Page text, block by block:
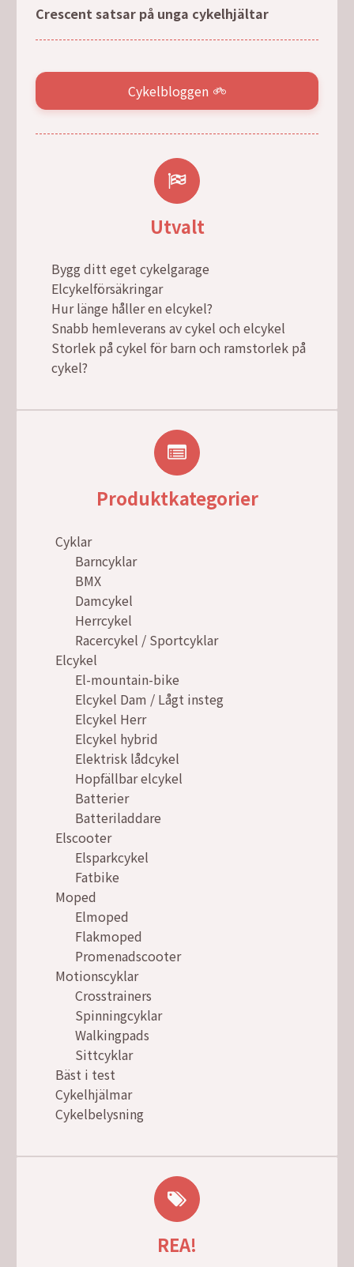
Crescent satsar på unga cykelhjältar
Cykelbloggen
Utvalt
Bygg ditt eget cykelgarage
Elcykelförsäkringar
Hur länge håller en elcykel?
Snabb hemleverans av cykel och elcykel
Storlek på cykel för barn och ramstorlek på
cykel?
Produktkategorier
Cyklar
Barncyklar
BMX
Damcykel
Herrcykel
Racercykel / Sportcyklar
Elcykel
El-mountain-bike
Elcykel Dam / Lågt insteg
Elcykel Herr
Elcykel hybrid
Elektrisk lådcykel
Hopfällbar elcykel
Batterier
Batteriladdare
Elscooter
Elsparkcykel
Fatbike
Moped
Elmoped
Flakmoped
Promenadscooter
Motionscyklar
Crosstrainers
Spinningcyklar
Walkingpads
Sittcyklar
Bäst i test
Cykelhjälmar
Cykelbelysning
REA!